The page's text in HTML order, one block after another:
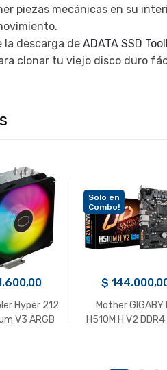
piezas mecánicas en su
la descarga de ADATA SSD
clonar tu viejo disco duro
Hyper 212
V3 ARGB
Solo en
Combo!
$
Mother
H510M H V2 DDR4